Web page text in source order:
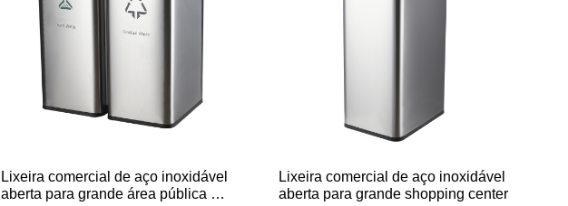
Lixeira comercial de aço inoxidável
aberta para grande área pública de
Lixeira comercial de aço inoxidável
aberta para grande shopping center